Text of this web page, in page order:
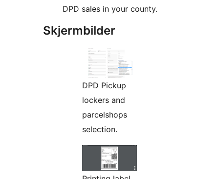
DPD sales in your county.
Skjermbilder
DPD Pickup
lockers and
parcelshops
selection.